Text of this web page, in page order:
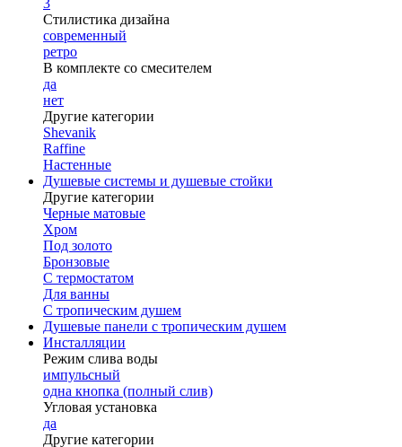
3
Стилистика дизайна
современный
ретро
В комплекте со смесителем
да
нет
Другие категории
Shevanik
Raffine
Настенные
Душевые системы и душевые стойки
Другие категории
Черные матовые
Хром
Под золото
Бронзовые
С термостатом
Для ванны
С тропическим душем
Душевые панели с тропическим душем
Инсталляции
Режим слива воды
импульсный
одна кнопка (полный слив)
Угловая установка
да
Другие категории